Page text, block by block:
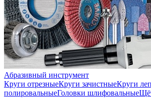
Абразивный инструмент
Круги отрезныеКруги зачистныеКруги
полировальныеГоловки шлифовальные